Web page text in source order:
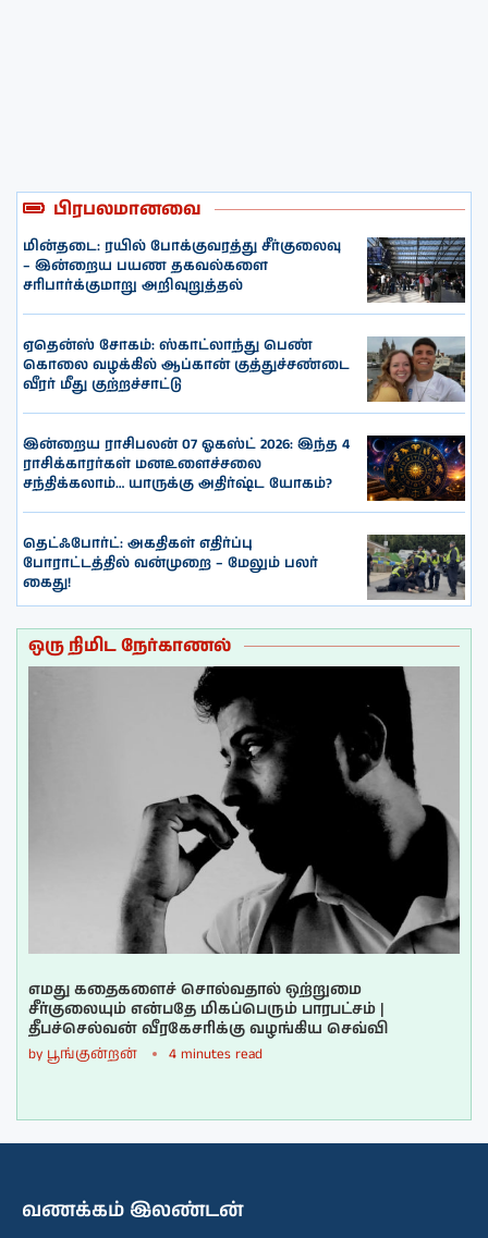
பிரபலமானவை
மின்தடை: ரயில் போக்குவரத்து சீர்குலைவு
– இன்றைய பயண தகவல்களை
சரிபார்க்குமாறு அறிவுறுத்தல்
ஏதென்ஸ் சோகம்: ஸ்காட்லாந்து பெண்
கொலை வழக்கில் ஆப்கான் குத்துச்சண்டை
வீரர் மீது குற்றச்சாட்டு
இன்றைய ராசிபலன் 07 ஓகஸ்ட் 2026: இந்த 4
ராசிக்காரர்கள் மனஉளைச்சலை
சந்திக்கலாம்… யாருக்கு அதிர்ஷ்ட யோகம்?
தெட்ஃபோர்ட்: அகதிகள் எதிர்ப்பு
போராட்டத்தில் வன்முறை – மேலும் பலர்
கைது!
ஒரு நிமிட நேர்காணல்
எமது கதைகளைச் சொல்வதால் ஒற்றுமை
சீர்குலையும் என்பதே மிகப்பெரும் பாரபட்சம் |
தீபச்செல்வன் வீரகேசரிக்கு வழங்கிய செவ்வி
by பூங்குன்றன் 4 minutes read
வணக்கம் இலண்டன்